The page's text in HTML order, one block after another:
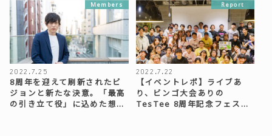
Members
2022.7.25
8周年を迎えて刷新されたビ
ジョンと新たな決意。「最高
の引き立て役」に込めた想…
Report
2022.7.22
【イベントレポ】ライブあ
り、ビンゴ大会ありの
TesTee 8周年記念フェス…